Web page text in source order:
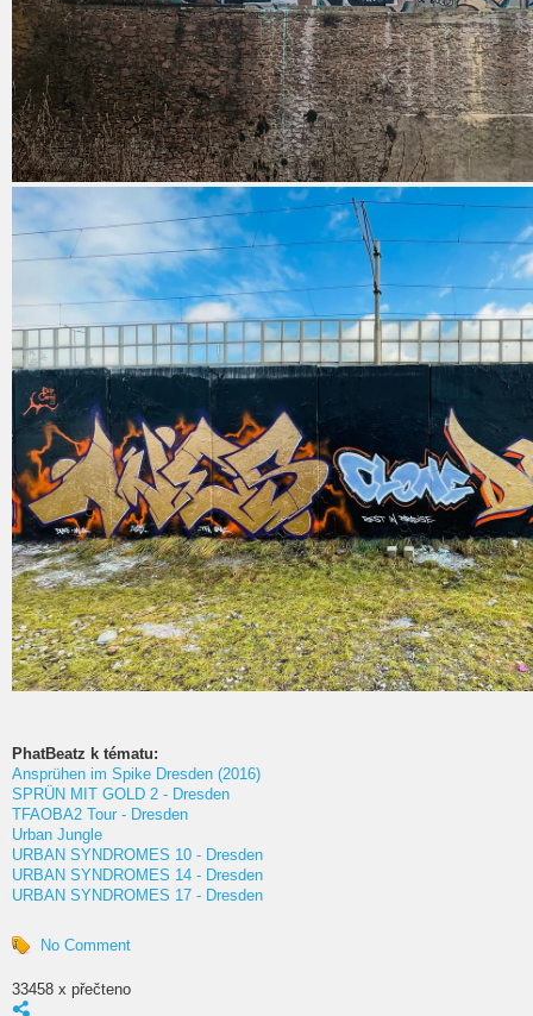
PhatBeatz k tématu:
Ansprühen im Spike Dresden (2016)
SPRÜN MIT GOLD 2 - Dresden
TFAOBA2 Tour - Dresden
Urban Jungle
URBAN SYNDROMES 10 - Dresden
URBAN SYNDROMES 14 - Dresden
URBAN SYNDROMES 17 - Dresden
No Comment
33458 x přečteno